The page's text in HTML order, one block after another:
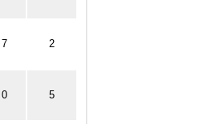
7 2
0 5